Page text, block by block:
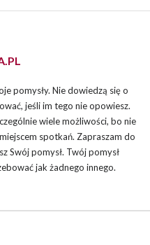
pomysły. Nie dowiedzą się o
jeśli im tego nie opowiesz.
wiele możliwości, bo nie
spotkań. Zapraszam do
Swój pomysł. Twój pomysł
jak żadnego innego.